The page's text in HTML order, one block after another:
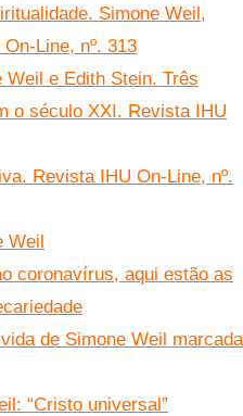
Simone Weil,
Line, nº. 313
Weil e Edith Stein. Três
o século XXI. Revista IHU
Revista IHU On-Line, nº.
Weil
coronavírus, aqui estão as
de Simone Weil marcada
“Cristo universal”